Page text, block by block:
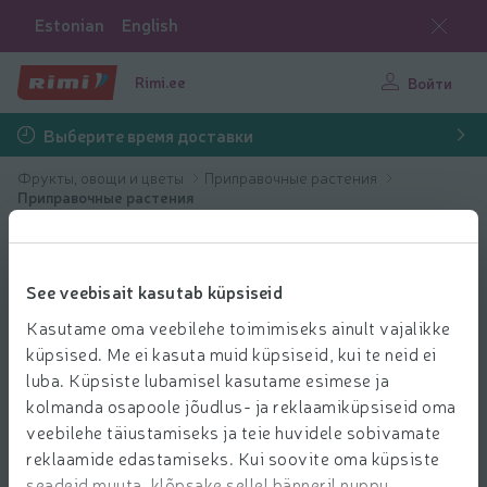
See veebisait kasutab küpsiseid
Kasutame oma veebilehe toimimiseks ainult vajalikke
küpsised. Me ei kasuta muid küpsiseid, kui te neid ei
luba. Küpsiste lubamisel kasutame esimese ja
kolmanda osapoole jõudlus- ja reklaamiküpsiseid oma
veebilehe täiustamiseks ja teie huvidele sobivamate
reklaamide edastamiseks. Kui soovite oma küpsiste
Estonian English
Rimi.ee Войти
Выберите время доставки
Фрукты, овощи и цветы
Приправочные растения
Приправочные растения